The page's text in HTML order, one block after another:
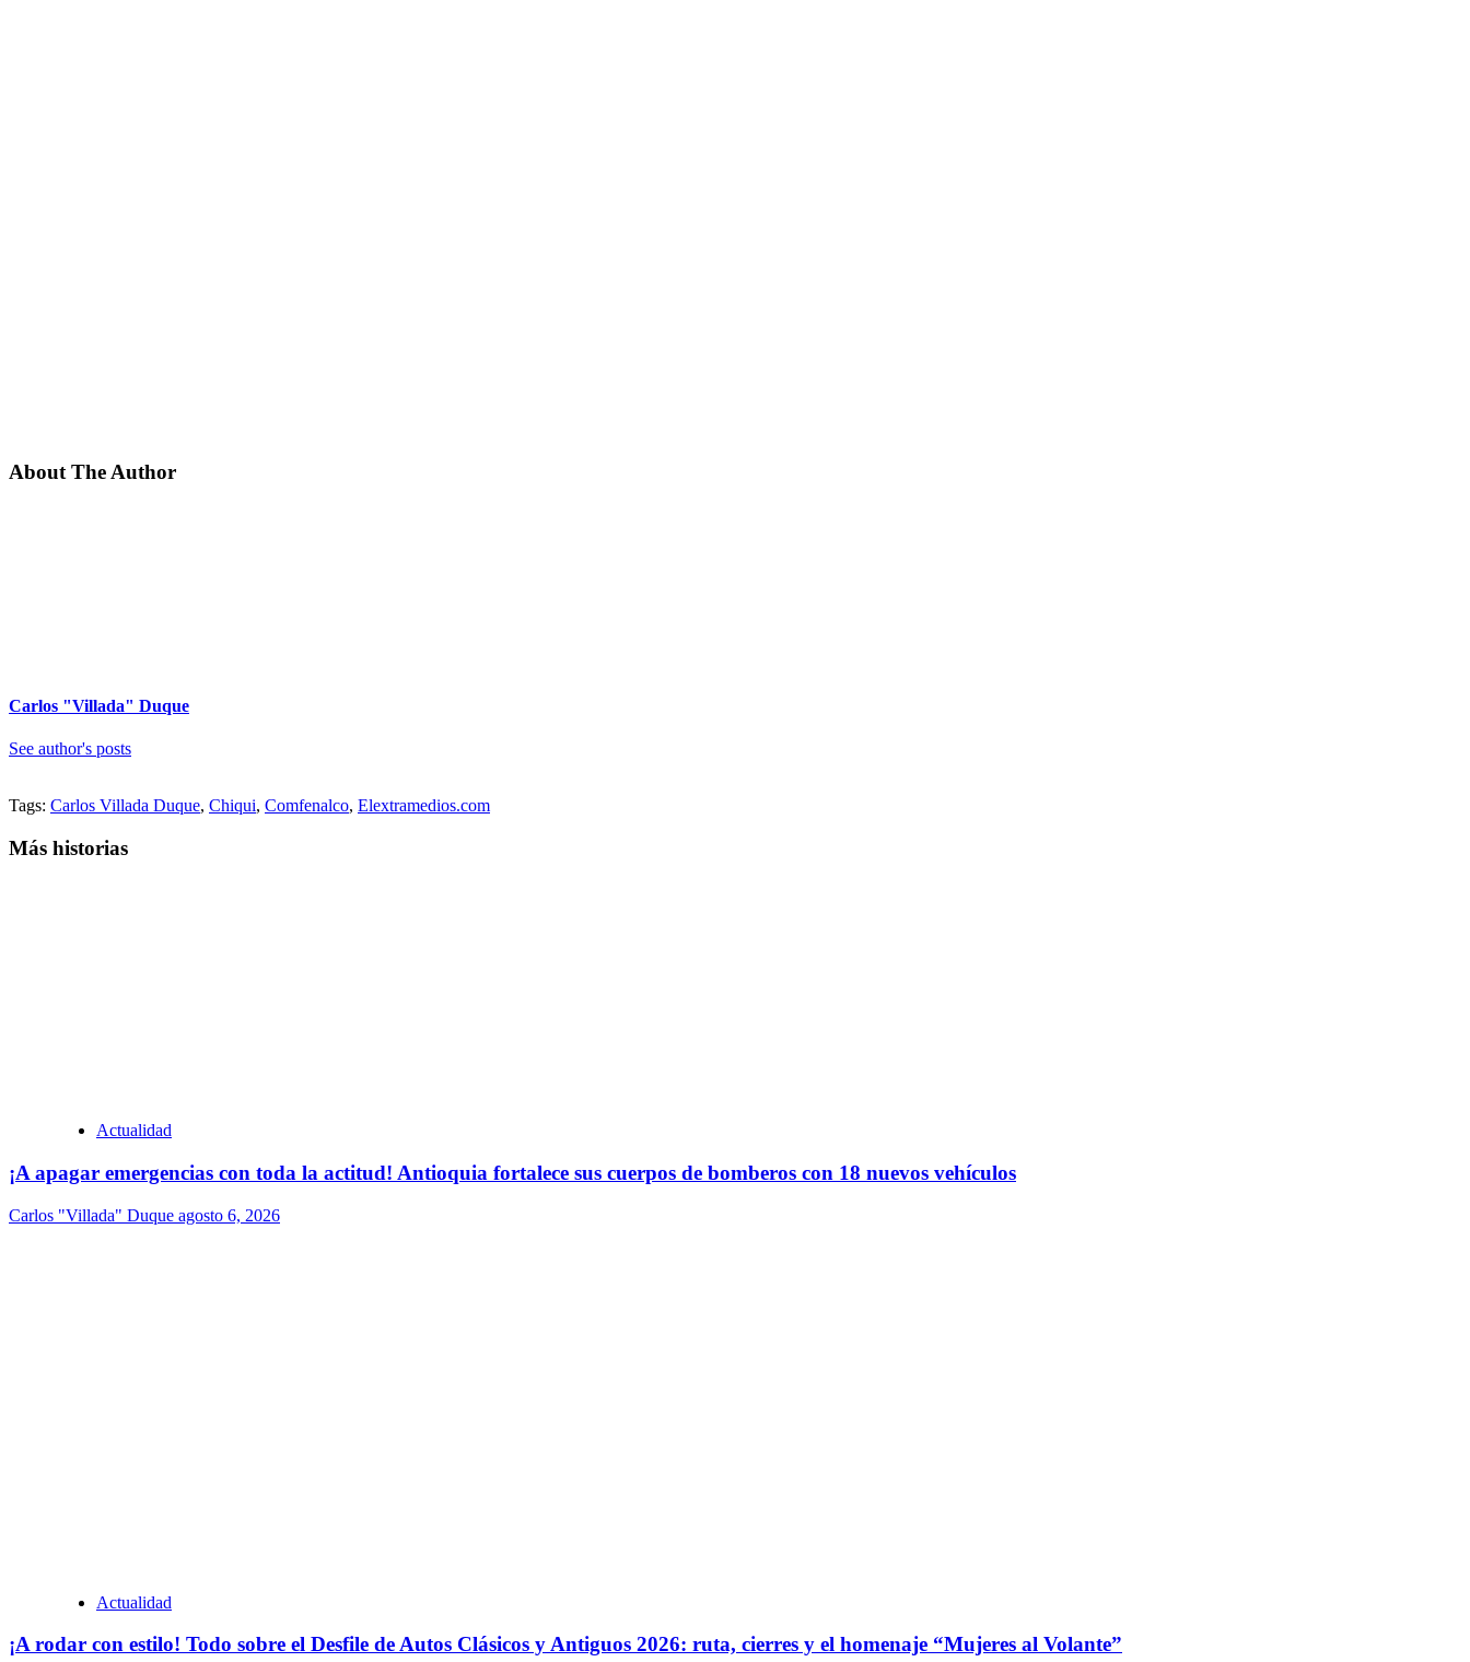
About The Author
Carlos "Villada" Duque
See author's posts
Tags: Carlos Villada Duque, Chiqui, Comfenalco, Elextramedios.com
Más historias
Actualidad
¡A apagar emergencias con toda la actitud! Antioquia fortalece sus cuerpos de bomberos con 18 nuevos vehículos
Carlos "Villada" Duque agosto 6, 2026
Actualidad
¡A rodar con estilo! Todo sobre el Desfile de Autos Clásicos y Antiguos 2026: ruta, cierres y el homenaje “Mujeres al Volante”